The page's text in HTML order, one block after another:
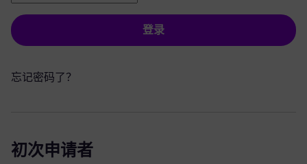
登录
忘记密码了？
初次申请者